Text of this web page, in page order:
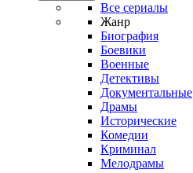
Все сериалы
Жанр
Биография
Боевики
Военные
Детективы
Документальные
Драмы
Исторические
Комедии
Криминал
Мелодрамы